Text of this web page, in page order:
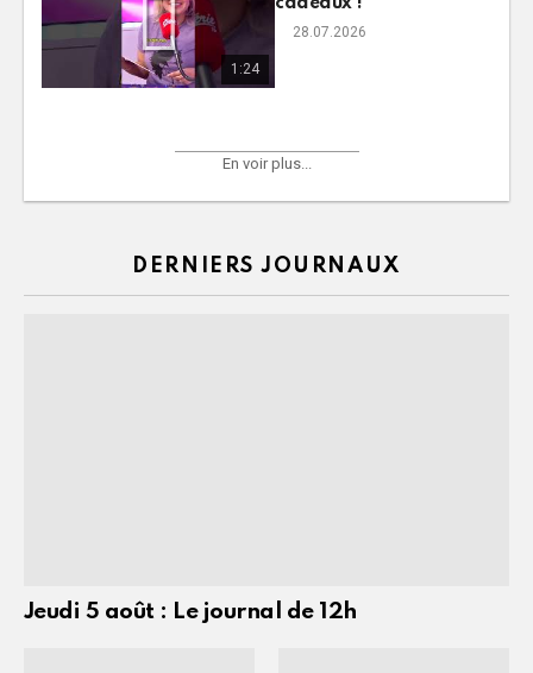
1:24
cadeaux !
28.07.2026
En voir plus...
DERNIERS JOURNAUX
Jeudi 5 août : Le journal de 12h